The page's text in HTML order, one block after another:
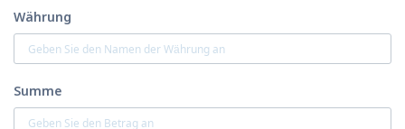
Währung
Summe